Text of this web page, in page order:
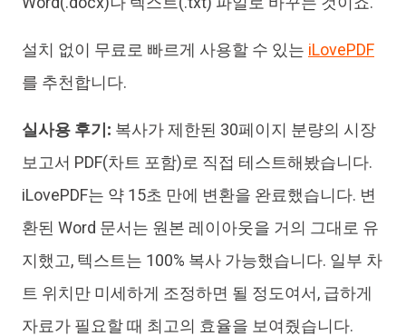
설치 없이 무료로 빠르게 사용할 수 있는 iLovePDF
를 추천합니다.
실사용 후기: 복사가 제한된 30페이지 분량의 시장
보고서 PDF(차트 포함)로 직접 테스트해봤습니다.
iLovePDF는 약 15초 만에 변환을 완료했습니다. 변
환된 Word 문서는 원본 레이아웃을 거의 그대로 유
지했고, 텍스트는 100% 복사 가능했습니다. 일부 차
트 위치만 미세하게 조정하면 될 정도여서, 급하게
자료가 필요할 때 최고의 효율을 보여줬습니다.